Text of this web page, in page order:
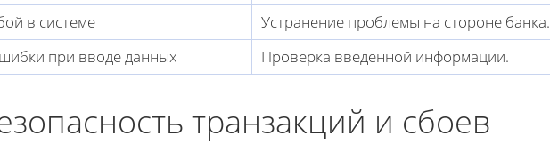
в системе
Устранение проблемы на стороне банка.
при вводе данных
Проверка введенной информации.
транзакций и сбоев